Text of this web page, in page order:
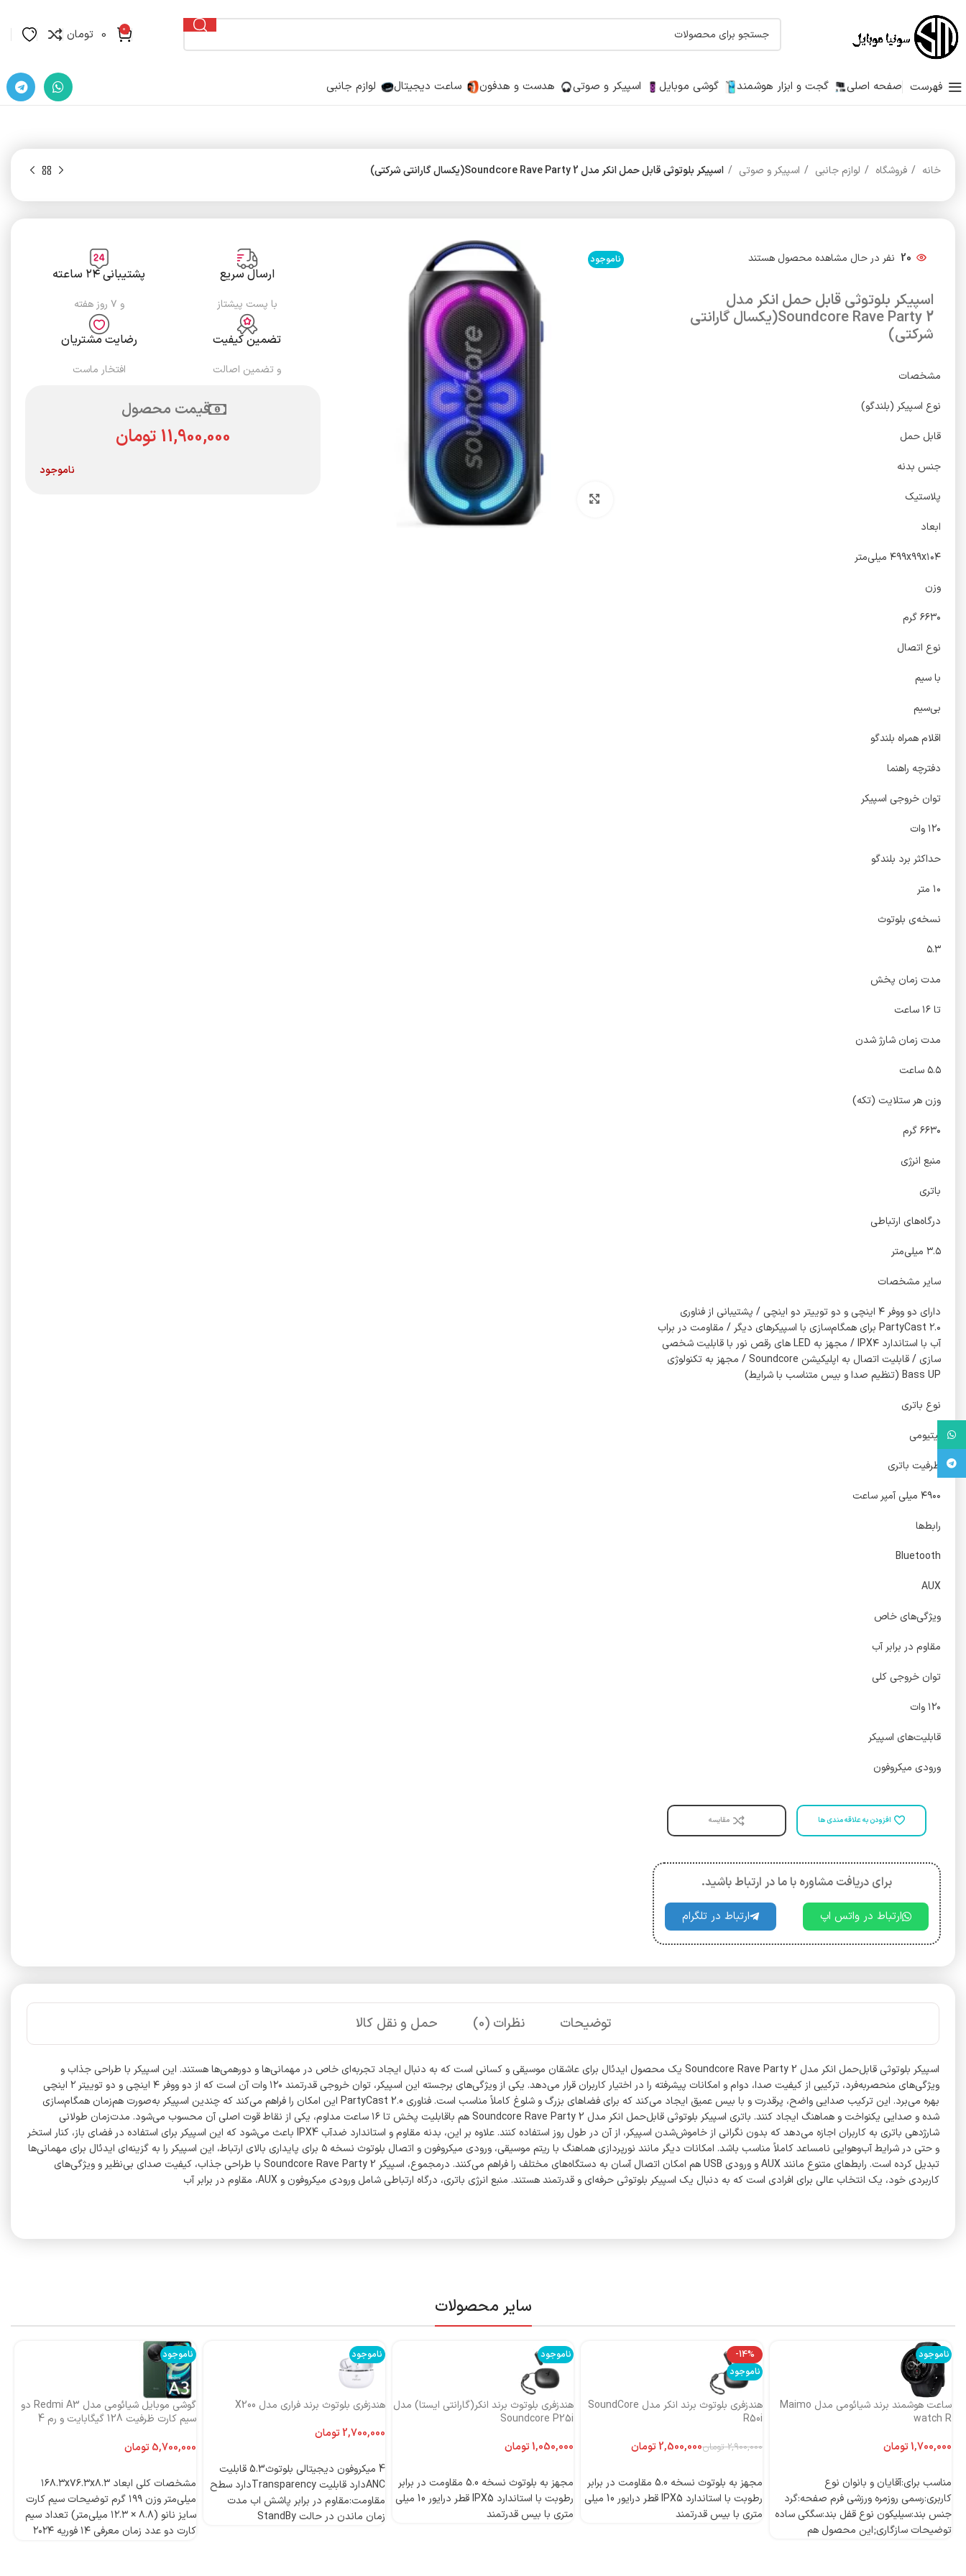
0
0 تومان
فهرست صفحه اصلی گجت و ابزار هوشمند گوشی موبایل اسپیکر و صوتی هدست و هدفون ساعت دیجیتال لوازم جانبی
خانه فروشگاه لوازم جانبی اسپیکر و صوتی اسپیکر بلوتوثی قابل حمل انکر مدل Soundcore Rave Party 2(یکسال گارانتی شرکتی)
20 نفر در حال مشاهده محصول هستند
اسپیکر بلوتوثی قابل حمل انکر مدل
Soundcore Rave Party 2(یکسال گارانتی
شرکتی)
مشخصات
نوع اسپیکر (بلندگو)
قابل حمل
جنس بدنه
پلاستیک
ابعاد
۴۹۹x۹۹x۱۰۴ میلی‌متر
وزن
۶۶۳۰ گرم
نوع اتصال
با سیم
بی‌سیم
اقلام همراه بلندگو
دفترچه راهنما
توان خروجی اسپیکر
۱۲۰ وات
حداکثر برد بلندگو
۱۰ متر
نسخه‌ی بلوتوث
۵.۳
مدت زمان پخش
تا ۱۶ ساعت
مدت زمان شارژ شدن
۵.۵ ساعت
وزن هر ستلایت (تکه)
۶۶۳۰ گرم
منبع انرژی
باتری
درگاه‌های ارتباطی
۳.۵ میلی‌متر
سایر مشخصات
دارای دو ووفر ۴ اینچی و دو توییتر دو اینچی / پشتیبانی از فناوری
PartyCast ۲.۰ برای همگام‌سازی با اسپیکرهای دیگر / مقاومت در براب
آب با استاندارد IPX۴ / مجهز به LED های رقص نور با قابلیت شخصی
سازی / قابلیت اتصال به اپلیکیشن Soundcore / مجهز به تکنولوژی
Bass UP (تنظیم صدا و بیس متناسب با شرایط)
نوع باتری
لیتیومی
ظرفیت باتری
۴۹۰۰ میلی آمپر ساعت
رابط‌ها
Bluetooth
AUX
ویژگی‌های خاص
مقاوم در برابر آب
توان خروجی کلی
۱۲۰ وات
قابلیت‌های اسپیکر
ورودی میکروفون
افزودن به علاقه مندی ها مقایسه
برای دریافت مشاوره با ما در ارتباط باشید.
ارتباط در واتس اپ ارتباط در تلگرام
ناموجود
برای بزرگنمایی کلیک کنید
ارسال سریع
با پست پیشتاز
پشتیبانی ۲۴ ساعته
و ۷ روز هفته
تضمین کیفیت
و تضمین اصالت
رضایت مشتریان
افتخار ماست
قیمت محصول
تومان
ناموجود
توضیحات نظرات (0) حمل و نقل کالا
اسپیکر بلوتوثی قابل‌حمل انکر مدل Soundcore Rave Party 2 یک محصول ایدئال برای عاشقان موسیقی و کسانی است که به دنبال ایجاد تجربه‌ای خاص در مهمانی‌ها و دورهمی‌ها هستند. این اسپیکر با طراحی جذاب و
ویژگی‌های منحصربه‌فرد، ترکیبی از کیفیت صدا، دوام و امکانات پیشرفته را در اختیار کاربران قرار می‌دهد. یکی از ویژگی‌های برجسته این اسپیکر، توان خروجی قدرتمند ۱۲۰ وات آن است که از دو ووفر ۴ اینچی و دو توییتر ۲ اینچی
بهره می‌برد. این ترکیب صدایی واضح، پرقدرت و با بیس عمیق ایجاد می‌کند که برای فضاهای بزرگ و شلوغ کاملاً مناسب است. فناوری PartyCast 2.0 این امکان را فراهم می‌کند که چندین اسپیکر به‌صورت هم‌زمان همگام‌سازی
شده و صدایی یکنواخت و هماهنگ ایجاد کنند. باتری اسپیکر بلوتوثی قابل‌حمل انکر مدل Soundcore Rave Party 2 هم باقابلیت پخش تا ۱۶ ساعت مداوم، یکی از نقاط قوت اصلی آن محسوب می‌شود. مدت‌زمان طولانی
شارژدهی باتری به کاربران اجازه می‌دهد که بدون نگرانی از خاموش‌شدن اسپیکر، از آن در طول روز استفاده کنند. علاوه بر این، بدنه مقاوم و استاندارد ضدآب IPX4 باعث می‌شود که این اسپیکر برای استفاده در فضای باز، کنار استخر
و حتی در شرایط آب‌وهوایی نامساعد کاملاً مناسب باشد. امکانات دیگر مانند نورپردازی هماهنگ با ریتم موسیقی، ورودی میکروفون و اتصال بلوتوث نسخه ۵ برای پایداری بالای ارتباط، این اسپیکر را به گزینه‌ای ایدئال برای مهمانی‌ها
تبدیل کرده است. رابط‌های متنوع مانند AUX و ورودی USB هم امکان اتصال آسان به دستگاه‌های مختلف را فراهم می‌کنند. درمجموع، اسپیکر Soundcore Rave Party 2 با طراحی جذاب، کیفیت صدای بی‌نظیر و ویژگی‌های
کاربردی خود، یک انتخاب عالی برای افرادی است که به دنبال یک اسپیکر بلوتوثی حرفه‌ای و قدرتمند هستند. منبع انرژی باتری، درگاه ارتباطی شامل ورودی میکروفون و AUX، مقاوم در برابر آب
سایر محصولات
ناموجود
ساعت هوشمند برند شیائومی مدل Maimo
watch R
تومان
مناسب برای:آقایان و بانوان نوع
کاربری:رسمی روزمره ورزشی فرم صفحه:گرد
جنس بند:سیلیکون نوع قفل بند:سگکی ساده
توضیحات سازگاری;این محصول هم
-14%
ناموجود
هندزفری بلوتوث برند انکر مدل SoundCore
R50i
2,900,000 تومان2,500,000تومان
مجهز به بلوتوث نسخه 5.0 مقاومت در برابر
رطوبت با استاندارد IPX5 قطر درایور 10 میلی
متری با بیس قدرتمند
ناموجود
هندزفری بلوتوث برند انکر(گارانتی ایستا) مدل
Soundcore P25i
تومان
مجهز به بلوتوث نسخه 5.0 مقاومت در برابر
رطوبت با استاندارد IPX5 قطر درایور 10 میلی
متری با بیس قدرتمند
ناموجود
هندزفری بلوتوث برند فراری مدل X200
تومان
4 میکروفون دیجیتالی بلوتوث5.3 قابلیت
ANCدارد قابلیت Transparencyدارد سطح
مقاومت:مقاوم در برابر پاشش اب مدت
زمان ماندن در حالت StandBy
ناموجود
گوشی موبایل شیائومی مدل Redmi A3 دو
سیم کارت ظرفیت 128 گیگابایت و رم 4
تومان
مشخصات کلی ابعاد ۱۶۸.۳x۷۶.۳x۸.۳
میلی‌متر وزن ۱۹۹ گرم توضیحات سیم کارت
سایز نانو (۸.۸ × ۱۲.۳ میلی‌متر) تعداد سیم
کارت دو عدد زمان معرفی ۱۴ فوریه ۲۰۲۴
واتس آپ
تلگرام